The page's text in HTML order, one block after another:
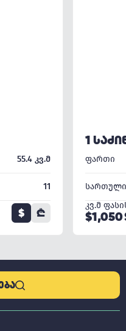
55.4 კვ.მ
11
$ ₾
1
ფართი
სართული
კვ.მ ფასი
$1,050